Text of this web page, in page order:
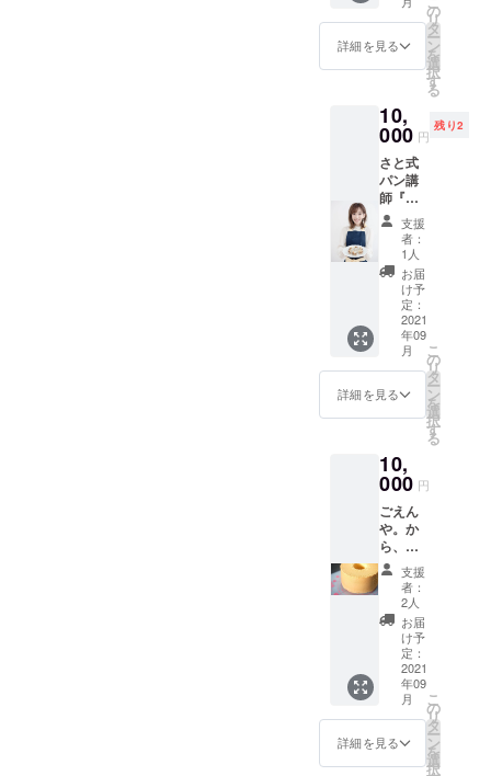
ズは、イベ
ントでもお
店でもすぐ
気パンで
お客様おひ
とりおひと
りの笑顔を
思い浮かべ
ながら、心
を込めて丁
寧に焼き上
げておりま
す。
いしい笑顔
から、しあ
わせな時間
が重なっ
て、たくさ
んのご縁が
結ばれます
ように。
https://i
nstagra
m.com/
noshow
の縁起
物を一
つお送
りしま
す！ (運
能を保
証する
もので
はあり
ませ
ん。)
(種類は
お選び
いただ
けませ
んので
ご了承
くださ
い）
https://i
nstagra
m.com/
nao.inte
rior_fud
詳細を見る
の
リ
タ
ー
ン
を
選
択
す
る
10,
000 円
残り2
さと式
パン講
師『ゆ
み先
生』の
体に優
しい
『raw
チョコ
ミント
ケー
キ』 純
度の高
いオー
ガニッ
クペ
ント配
合の爽
やかな
ケーキ
を冷凍
便にて
お届け
いたし
ます。
raw
sweets
とは"生
のお菓
子"で
す。 自
然な食
材を生
支援
者：
1人
お届
け予
定：
2021
年09
月
詳細を見る
こ
の
リ
タ
ー
ン
を
選
択
す
る
10,
000 円
ごえん
や。か
ら、生
地に乳
製品を
使わ
ず、厳
選した
材料で
作って
おりま
す無添
加シ
フォン
ケーキ
支援
者：
2人
お届
け予
定：
2021
年09
月
詳細を見る
こ
の
リ
タ
ー
ン
を
選
択